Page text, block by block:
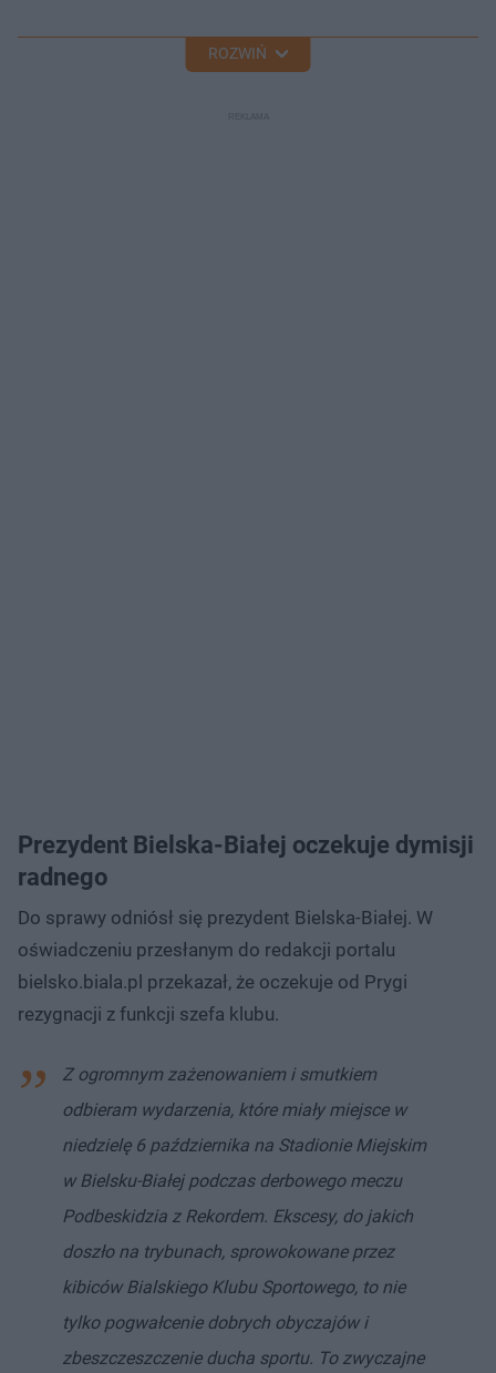
ROZWIŃ
Prezydent Bielska-Białej oczekuje dymisji
radnego
Do sprawy odniósł się prezydent Bielska-Białej. W
oświadczeniu przesłanym do redakcji portalu
bielsko.biala.pl przekazał, że oczekuje od Prygi
rezygnacji z funkcji szefa klubu.
Z ogromnym zażenowaniem i smutkiem
odbieram wydarzenia, które miały miejsce w
niedzielę 6 października na Stadionie Miejskim
w Bielsku-Białej podczas derbowego meczu
Podbeskidzia z Rekordem. Ekscesy, do jakich
doszło na trybunach, sprowokowane przez
kibiców Bialskiego Klubu Sportowego, to nie
tylko pogwałcenie dobrych obyczajów i
zbeszczeszczenie ducha sportu. To zwyczajne